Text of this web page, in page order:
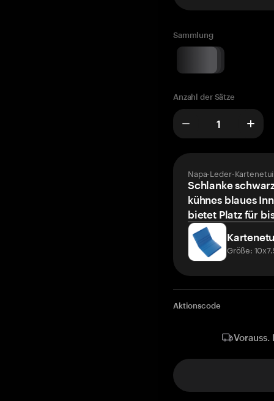
Sammlung
Anzahl der Sätze
Napa-Leder-
Schlanke
kühnes blaues
bietet Platz für
Größe:
Aktionscode